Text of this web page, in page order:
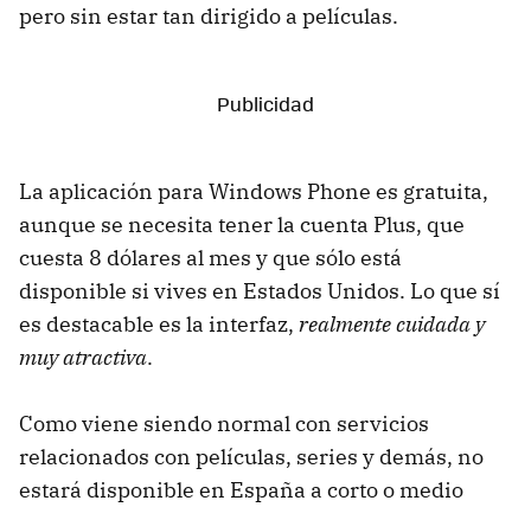
pero sin estar tan dirigido a películas.
La aplicación para Windows Phone es gratuita,
aunque se necesita tener la cuenta Plus, que
cuesta 8 dólares al mes y que sólo está
disponible si vives en Estados Unidos. Lo que sí
es destacable es la interfaz, realmente cuidada y
muy atractiva.
Como viene siendo normal con servicios
relacionados con películas, series y demás, no
estará disponible en España a corto o medio